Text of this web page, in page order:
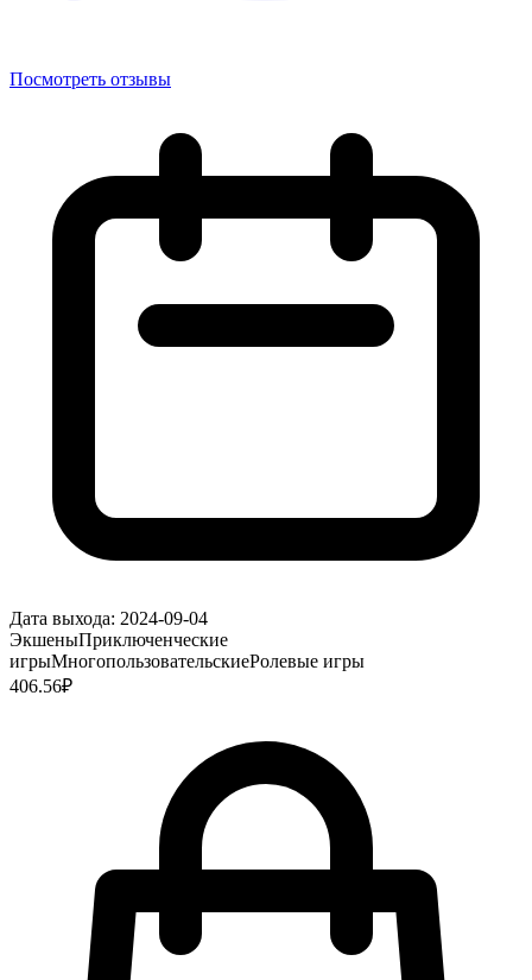
Посмотреть отзывы
Дата выхода: 2024-09-04
ЭкшеныПриключенческие
игрыМногопользовательскиеРолевые игры
406.56₽